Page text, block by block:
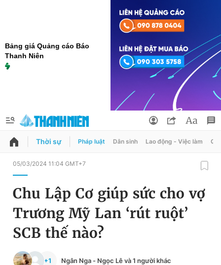
Bảng giá Quảng cáo Báo
Thanh Niên
QUẢNG CÁO
Chuyên mục
Chuyên mục khác
Chào ngày mới Tin 24h
Đổi mật khẩu
Tin đã lưu
Thời sự Pháp luật Dân sinh Lao động - Việc làm
05/03/2024 11:04 GMT+7
Chu Lập Cơ giúp sức cho vợ
Trương Mỹ Lan ‘rút ruột’
SCB thế nào?
+1 Ngân Nga - Ngọc Lêvà 1 người khác